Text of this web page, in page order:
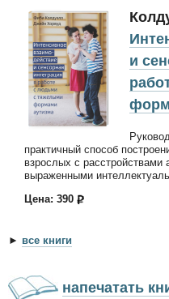
и
практичный способ
взрослых с расстройствами
выраженными
Цена: 390
► все книги
напечатать